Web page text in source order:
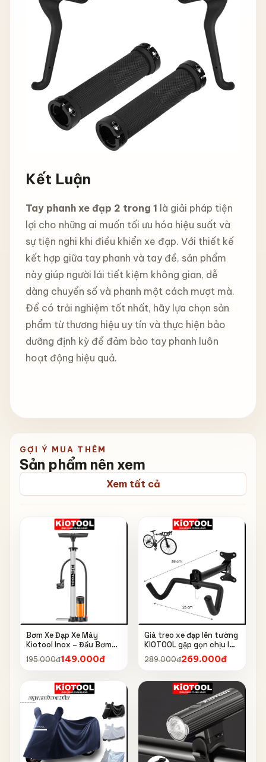
Kết Luận
Tay phanh xe đạp 2 trong 1 là giải pháp tiện
lợi cho những ai muốn tối ưu hóa hiệu suất và
sự tiện nghi khi điều khiển xe đạp. Với thiết kế
kết hợp giữa tay phanh và tay đề, sản phẩm
này giúp người lái tiết kiệm không gian, dễ
dàng chuyển số và phanh một cách mượt mà.
Để có trải nghiệm tốt nhất, hãy lựa chọn sản
phẩm từ thương hiệu uy tín và thực hiện bảo
dưỡng định kỳ để đảm bảo tay phanh luôn
hoạt động hiệu quả.
GỢI Ý MUA THÊM
Sản phẩm nên xem
Xem tất cả
Bơm Xe Đạp Xe Máy
Kiotool Inox – Đầu Bơm
Thông Minh, Kèm Bơm
Bóng, Đồng Hồ 160 PSI
195.000đ149.000đ
Giá treo xe đạp lên tường
KIOTOOL gập gọn chịu lực
cao kèm móc treo mũ bảo
hiểm
289.000đ269.000đ